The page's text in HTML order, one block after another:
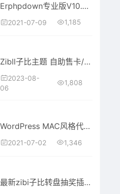
Erphpdown专业版V10.02-wordpress会员推广付费下载插件
2021-07-09 1,185
Zibll子比主题 自助售卡/发卡插件 源码 | WordPress插件
2023-08-
06
1,808
WordPress MAC风格代码高亮插件，支持 N 多种语言高亮 提供多种主题通用适配
2021-07-02 1,346
最新zibi子比转盘抽奖插件免费开源版